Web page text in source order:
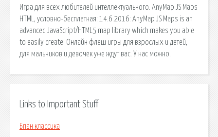
Игра для всех любителей интеллектуального. AnyMap JS Maps
HTML, условно-бесплатная: 14.6.2016: AnyMap JS Maps is an
advanced JavaScript/HTML5 map library which makes you able
to easily create. Онлайн флеш игры для взрослых и детей,
для мальчиков и девочек уже ждут вас. У нас можно.
Links to Important Stuff
Бпан классика